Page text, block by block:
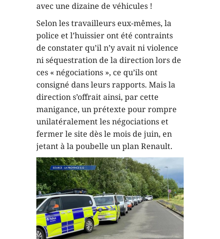
avec une dizaine de véhicules !
Selon les travailleurs eux-mêmes, la
police et l’huissier ont été contraints
de constater qu’il n’y avait ni violence
ni séquestration de la direction lors de
ces « négociations », ce qu’ils ont
consigné dans leurs rapports. Mais la
direction s’offrait ainsi, par cette
manigance, un prétexte pour rompre
unilatéralement les négociations et
fermer le site dès le mois de juin, en
jetant à la poubelle un plan Renault.